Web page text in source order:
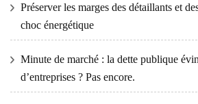
Préserver les marges des détaillants et
choc énergétique
Minute de marché : la dette publique
d’entreprises ? Pas encore.